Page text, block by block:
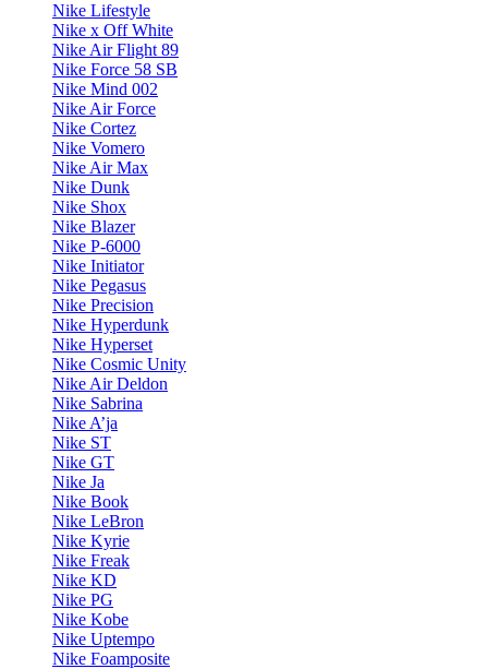
Nike Lifestyle
Nike x Off White
Nike Air Flight 89
Nike Force 58 SB
Nike Mind 002
Nike Air Force
Nike Cortez
Nike Vomero
Nike Air Max
Nike Dunk
Nike Shox
Nike Blazer
Nike P-6000
Nike Initiator
Nike Pegasus
Nike Precision
Nike Hyperdunk
Nike Hyperset
Nike Cosmic Unity
Nike Air Deldon
Nike Sabrina
Nike A’ja
Nike ST
Nike GT
Nike Ja
Nike Book
Nike LeBron
Nike Kyrie
Nike Freak
Nike KD
Nike PG
Nike Kobe
Nike Uptempo
Nike Foamposite